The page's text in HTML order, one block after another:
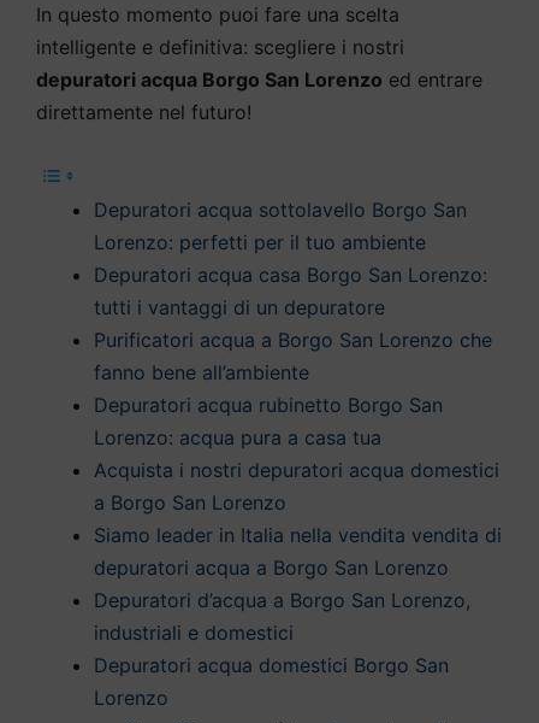
In questo momento puoi fare una scelta
intelligente e definitiva: scegliere i nostri
depuratori acqua Borgo San Lorenzo ed entrare
direttamente nel futuro!
Depuratori acqua sottolavello Borgo San
Lorenzo: perfetti per il tuo ambiente
Depuratori acqua casa Borgo San Lorenzo:
tutti i vantaggi di un depuratore
Purificatori acqua a Borgo San Lorenzo che
fanno bene all’ambiente
Depuratori acqua rubinetto Borgo San
Lorenzo: acqua pura a casa tua
Acquista i nostri depuratori acqua domestici
a Borgo San Lorenzo
Siamo leader in Italia nella vendita vendita di
depuratori acqua a Borgo San Lorenzo
Depuratori d’acqua a Borgo San Lorenzo,
industriali e domestici
Depuratori acqua domestici Borgo San
Lorenzo